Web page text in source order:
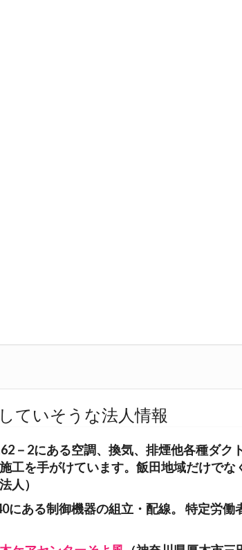
ていそうな法人情報
－2にある空調、換気、排煙他各種ダク
工を手がけています。飯田地域だけでな
人）
にある制御機器の組立・配線。 特定労働